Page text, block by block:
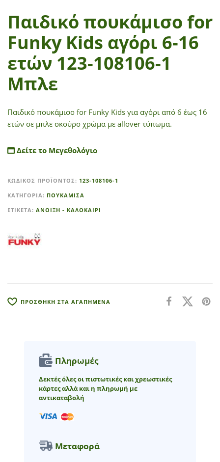
Παιδικό πουκάμισο for
Funky Kids αγόρι 6-16
ετών 123-108106-1
Μπλε
Παιδικό πουκάμισο for Funky Kids για αγόρι από 6 έως 16
ετών σε μπλε σκούρο χρώμα με allover τύπωμα.
Δείτε το Μεγεθολόγιο
l
t
e
a
:
ΚΩΔΙΚΌΣ ΠΡΟΪΌΝΤΟΣ: 123-108106-1
ΚΑΤΗΓΟΡΊΑ: ΠΟΥΚΑΜΙΣΑ
ΕΤΙΚΈΤΑ: ΑΝΟΙΞΗ - ΚΑΛΟΚΑΙΡΙ
ΠΡΟΣΘΗΚΗ ΣΤΑ ΑΓΑΠΗΜΕΝΑ
Πληρωμές
Δεκτές όλες οι πιστωτικές και χρεωστικές
κάρτες αλλά και η πληρωμή με
αντικαταβολή
Μεταφορά